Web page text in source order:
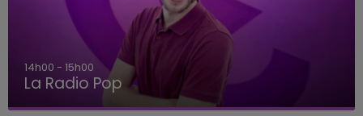
14h00 - 15h00
La Radio Pop